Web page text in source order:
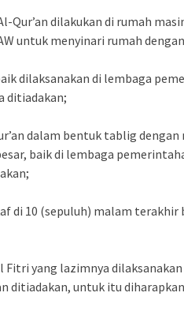
Qur’an dilakukan di rumah
untuk menyinari rumah
dilaksanakan di lembaga
ditiadakan;
dalam bentuk tablig
baik di lembaga
di 10 (sepuluh) malam terakhir
Fitri yang lazimnya
ditiadakan, untuk itu